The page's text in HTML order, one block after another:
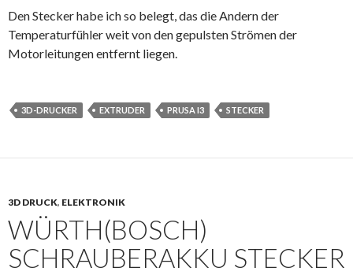
Den Stecker habe ich so belegt, das die Andern der
Temperaturfühler weit von den gepulsten Strömen der
Motorleitungen entfernt liegen.
3D-DRUCKER EXTRUDER PRUSA I3 STECKER
3D DRUCK, ELEKTRONIK
WÜRTH(BOSCH)
SCHRAUBERAKKU STECKER